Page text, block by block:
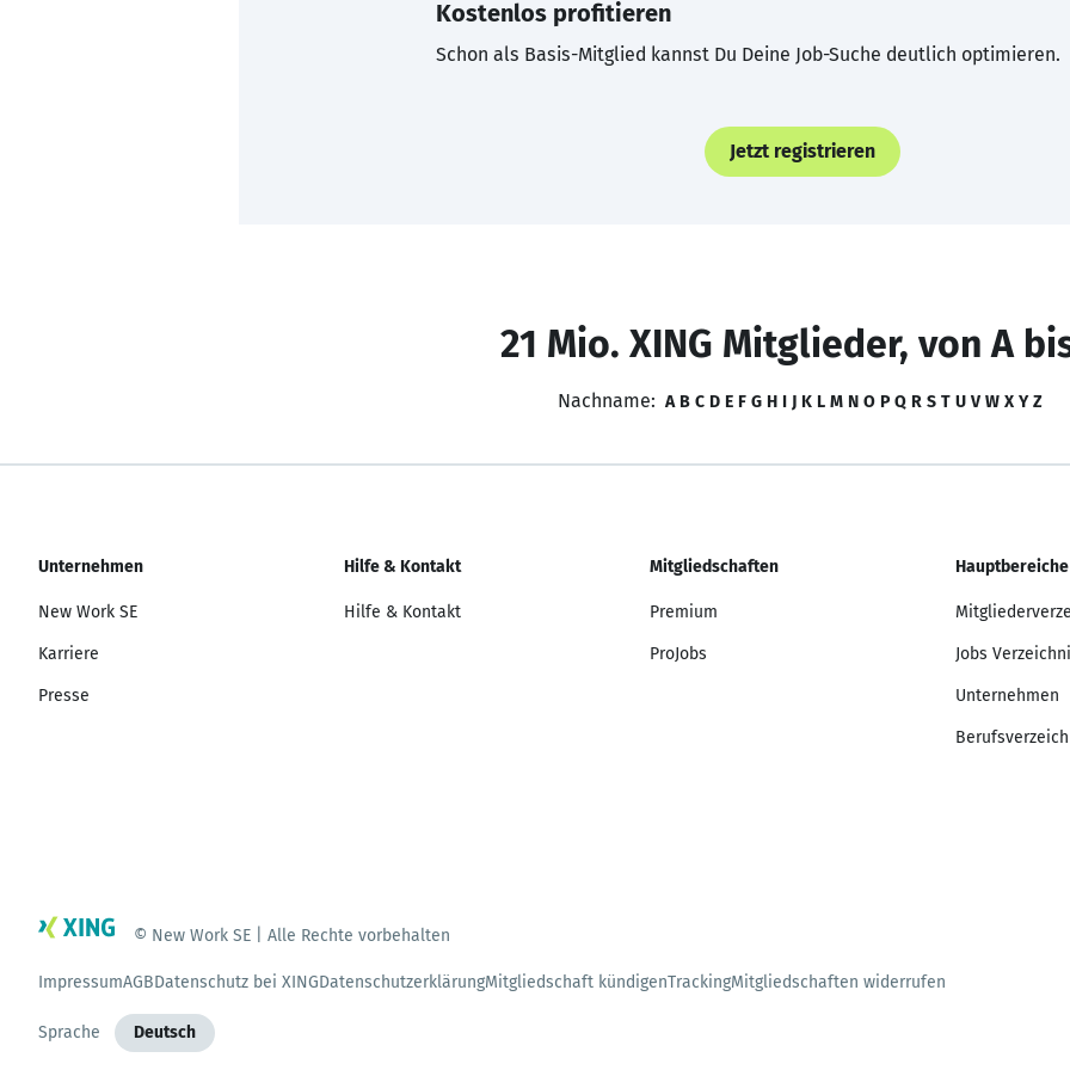
Kostenlos profitieren
Schon als Basis-Mitglied kannst Du Deine Job-Suche deutlich optimieren.
Jetzt registrieren
21 Mio. XING Mitglieder, von A
Nachname: A B C D E F G H I J K L M N O P Q R S T U V W X Y Z
Unternehmen
New Work SE
Karriere
Presse
Hilfe & Kontakt
Hilfe & Kontakt
Mitgliedschaften
Premium
ProJobs
Hauptbereiche
Jobs
Unternehmen
© New Work SE | Alle Rechte vorbehalten
ImpressumAGBDatenschutz bei XINGDatenschutzerklärungMitgliedschaft kündigenTrackingMitgliedschaften widerrufen
Sprache Deutsch